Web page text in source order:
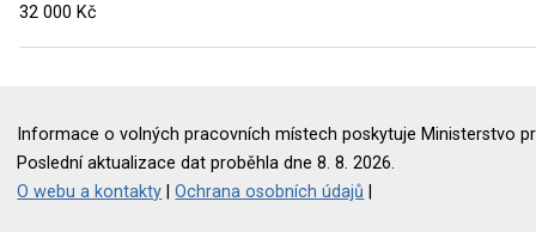
32 000 Kč
Informace o volných pracovních místech poskytuje Ministerstvo
Poslední aktualizace dat proběhla dne 8. 8. 2026.
O webu a kontakty |Ochrana osobních údajů